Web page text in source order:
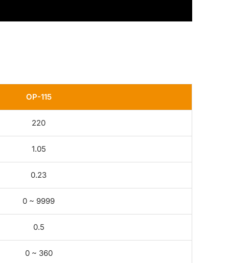
OP-115
220
1.05
0.23
0 ~ 9999
0.5
0 ~ 360